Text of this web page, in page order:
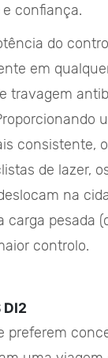
confiança.
do
em
travagem
consistente, o
de lazer,
na
carga pesada
controlo.
DI2
preferem